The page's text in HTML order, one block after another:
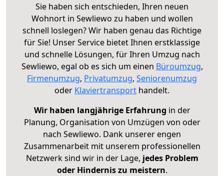
Sie haben sich entschieden, Ihren neuen
Wohnort in Sewliewo zu haben und wollen
schnell loslegen? Wir haben genau das Richtige
für Sie! Unser Service bietet Ihnen erstklassige
und schnelle Lösungen, für Ihren Umzug nach
Sewliewo, egal ob es sich um einen Büroumzug,
Firmenumzug, Privatumzug, Seniorenumzug
oder Klaviertransport handelt.
Wir haben langjährige Erfahrung in der
Planung, Organisation von Umzügen von oder
nach Sewliewo. Dank unserer engen
Zusammenarbeit mit unserem professionellen
Netzwerk sind wir in der Lage, jedes Problem
oder Hindernis zu meistern.